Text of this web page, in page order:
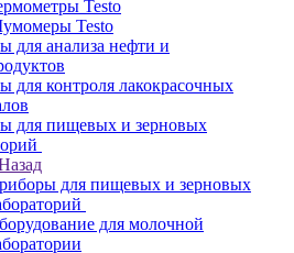
Testo
Testo
для анализа нефти и
для контроля лакокрасочных
для пищевых и зерновых
для пищевых и зерновых
для молочной